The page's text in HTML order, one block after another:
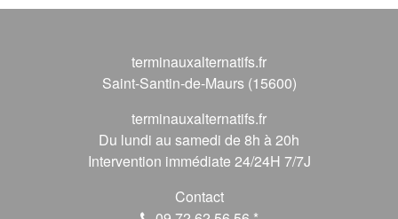
terminauxalternatifs.fr
Saint-Santin-de-Maurs (15600)
terminauxalternatifs.fr
Du lundi au samedi de 8h à 20h
Intervention immédiate 24/24H 7/7J
Contact